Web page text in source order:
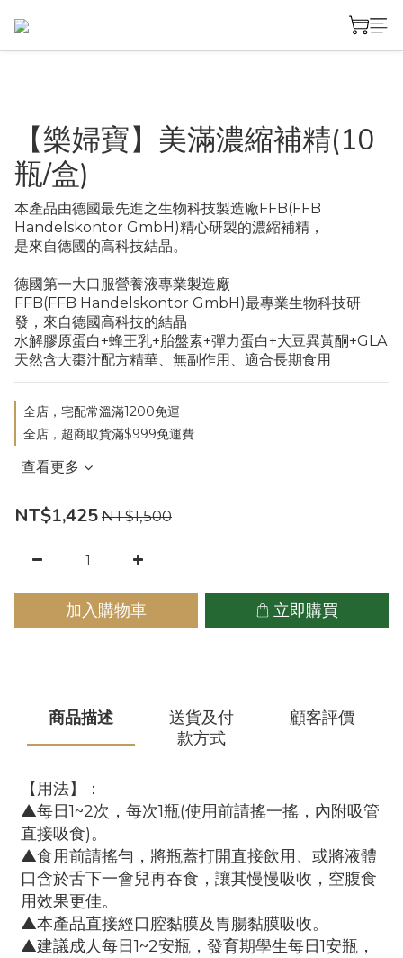
【樂婦寶】美滿濃縮補精(10
瓶/盒)
本產品由德國最先進之生物科技製造廠FFB(FFB
Handelskontor GmbH)精心研製的濃縮補精，
是來自德國的高科技結晶。
德國第一大口服營養液專業製造廠
FFB(FFB Handelskontor GmbH)最專業生物科技研
發，來自德國高科技的結晶
水解膠原蛋白+蜂王乳+胎盤素+彈力蛋白+大豆異黃酮+GLA
天然含大棗汁配方精華、無副作用、適合長期食用
全店，宅配常溫滿1200免運
全店，超商取貨滿$999免運費
查看更多
NT$1,425 NT$1,500
加入購物車 立即購買
商品描述
送貨及付
款方式
顧客評價
【用法】：
▲每日1~2次，每次1瓶(使用前請搖一搖，內附吸管
直接吸食)。
▲食用前請搖勻，將瓶蓋打開直接飲用、或將液體
口含於舌下一會兒再吞食，讓其慢慢吸收，空腹食
用效果更佳。
▲本產品直接經口腔黏膜及胃腸黏膜吸收。
▲建議成人每日1~2安瓶，發育期學生每日1安瓶，